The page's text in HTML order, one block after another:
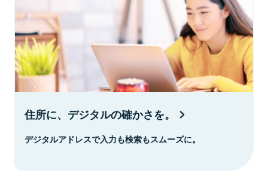
住所に、デジタルの確かさを。
デジタルアドレスで入力も検索もスムーズに。